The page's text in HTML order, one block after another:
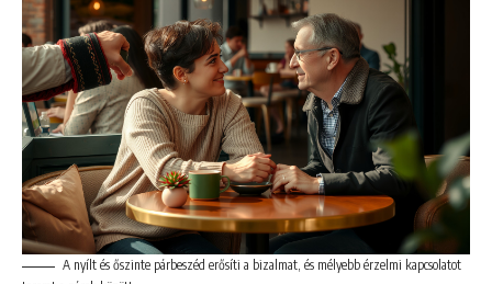
A nyílt és őszinte párbeszéd erősíti a bizalmat, és mélyebb érzelmi kapcsolatot